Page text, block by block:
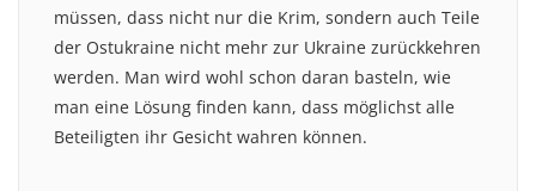
müssen, dass nicht nur die Krim, sondern auch Teile
der Ostukraine nicht mehr zur Ukraine zurückkehren
werden. Man wird wohl schon daran basteln, wie
man eine Lösung finden kann, dass möglichst alle
Beteiligten ihr Gesicht wahren können.